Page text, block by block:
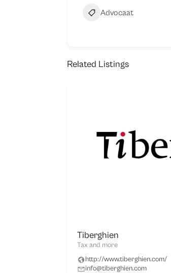
Advocaat
Related Listings
Tiberghien
Tax and more
http://www.tiberghien.com/
info@tiberghien.com